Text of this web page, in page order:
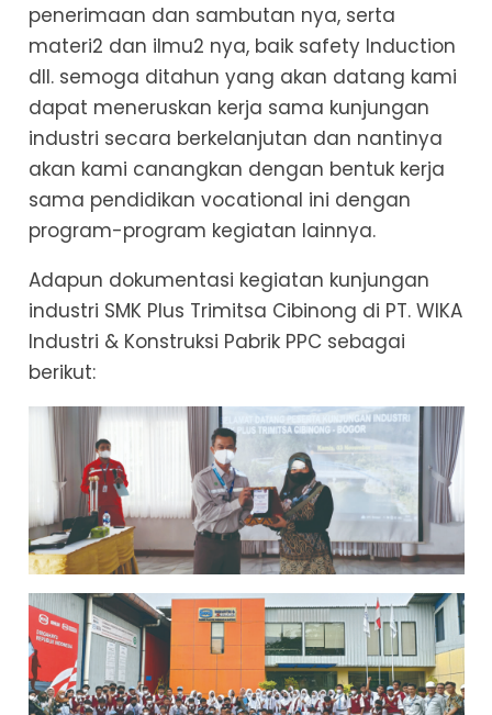
penerimaan dan sambutan nya, serta
materi2 dan ilmu2 nya, baik safety Induction
dll. semoga ditahun yang akan datang kami
dapat meneruskan kerja sama kunjungan
industri secara berkelanjutan dan nantinya
akan kami canangkan dengan bentuk kerja
sama pendidikan vocational ini dengan
program-program kegiatan lainnya.
Adapun dokumentasi kegiatan kunjungan
industri SMK Plus Trimitsa Cibinong di PT. WIKA
Industri & Konstruksi Pabrik PPC sebagai
berikut: